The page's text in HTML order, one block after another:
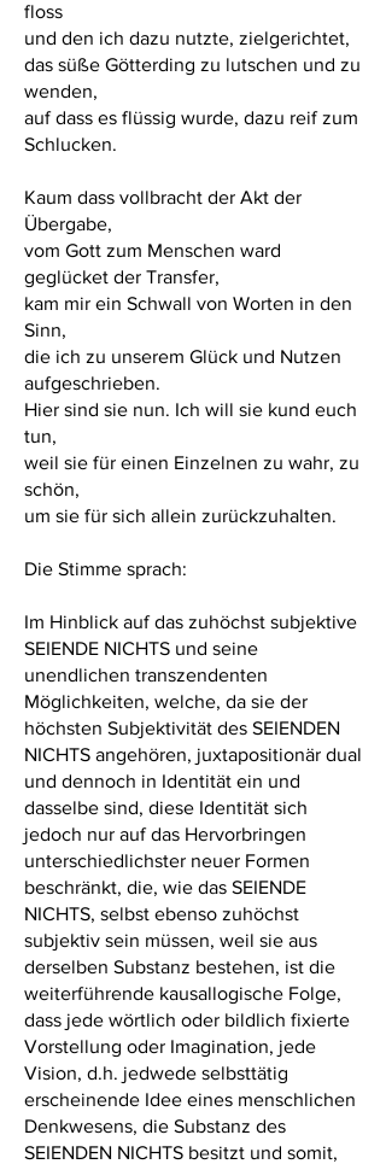
floss
und den ich dazu nutzte, zielgerichtet,
das süße Götterding zu lutschen und zu
wenden,
auf dass es flüssig wurde, dazu reif zum
Schlucken.
Kaum dass vollbracht der Akt der
Übergabe,
vom Gott zum Menschen ward
geglücket der Transfer,
kam mir ein Schwall von Worten in den
Sinn,
die ich zu unserem Glück und Nutzen
aufgeschrieben.
Hier sind sie nun. Ich will sie kund euch
tun,
weil sie für einen Einzelnen zu wahr, zu
schön,
um sie für sich allein zurückzuhalten.
Die Stimme sprach:
Im Hinblick auf das zuhöchst subjektive
SEIENDE NICHTS und seine
unendlichen transzendenten
Möglichkeiten, welche, da sie der
höchsten Subjektivität des SEIENDEN
NICHTS angehören, juxtapositionär dual
und dennoch in Identität ein und
dasselbe sind, diese Identität sich
jedoch nur auf das Hervorbringen
unterschiedlichster neuer Formen
beschränkt, die, wie das SEIENDE
NICHTS, selbst ebenso zuhöchst
subjektiv sein müssen, weil sie aus
derselben Substanz bestehen, ist die
weiterführende kausallogische Folge,
dass jede wörtlich oder bildlich fixierte
Vorstellung oder Imagination, jede
Vision, d.h. jedwede selbsttätig
erscheinende Idee eines menschlichen
Denkwesens, die Substanz des
SEIENDEN NICHTS besitzt und somit,